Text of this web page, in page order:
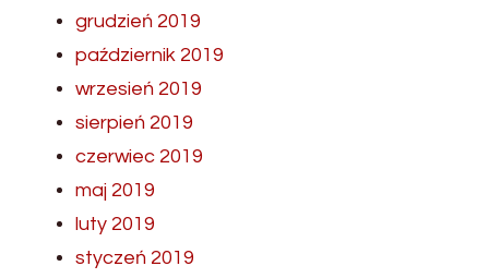
grudzień 2019
październik 2019
wrzesień 2019
sierpień 2019
czerwiec 2019
maj 2019
luty 2019
styczeń 2019